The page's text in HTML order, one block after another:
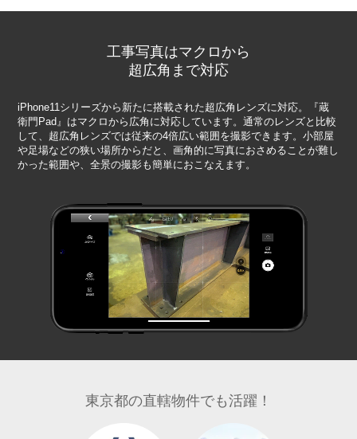
工事写真はマクロから
超広角まで対応
iPhone11シリーズから新たに搭載された超広角レンズに対応。『蔵
衛門Pad』はマクロから広角に対応しています。通常のレンズと比較
して、超広角レンズでは従来の4倍広い範囲を撮影できます。小部屋
や足場などの狭い場所からだと、画角的に写真におさめることが難し
かった範囲や、全景の撮影も簡単におこなえます。
東京都の直轄物件でも活躍！